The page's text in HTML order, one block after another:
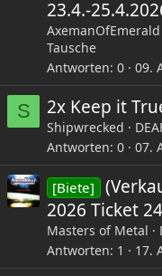
23.4.-
AxemanOfEmerald
Tausche
Antworten 0 09.
S 2x Keep it
Shipwrecked
Antworten 0 07.
[Biete]
2026 Ticket
Masters of Metal
Antworten 1 17.